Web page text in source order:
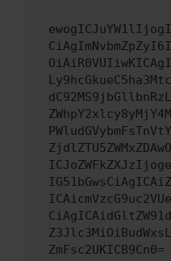
ZmFsc2UKICB9Cn0=